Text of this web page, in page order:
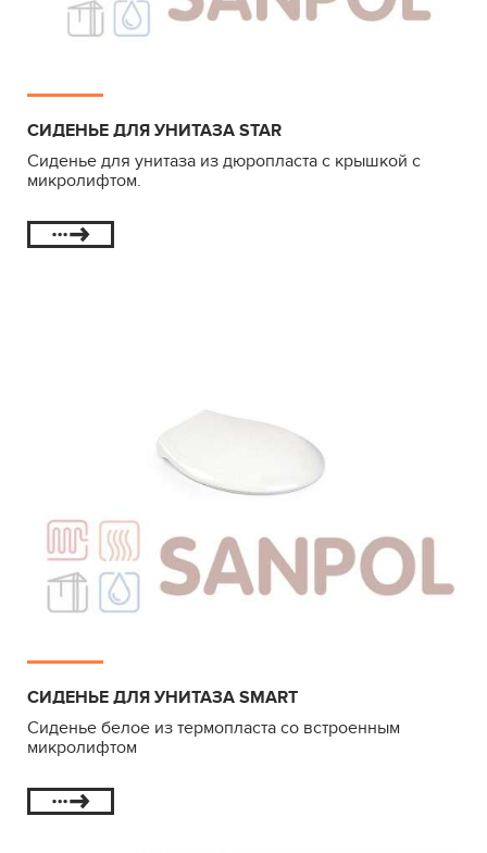
СИДЕНЬЕ ДЛЯ УНИТАЗА STAR
Сиденье для унитаза из дюропласта с крышкой с
микролифтом.
СИДЕНЬЕ ДЛЯ УНИТАЗА SMART
Сиденье белое из термопласта со встроенным
микролифтом